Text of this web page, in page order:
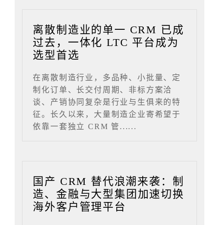
离散制造业的单一 CRM 已成
过去，一体化 LTC 平台成为
选型首选
在离散制造行业，多品种、小批量、定
制化订单、长交付周期、非标方案洽
谈、产销协同复杂是行业与生俱来的特
征。长久以来，大量制造企业寄希望于
依靠一套独立 CRM 管......
国产 CRM 替代浪潮来袭：制
造、金融与大型集团加速切换
海外客户管理平台